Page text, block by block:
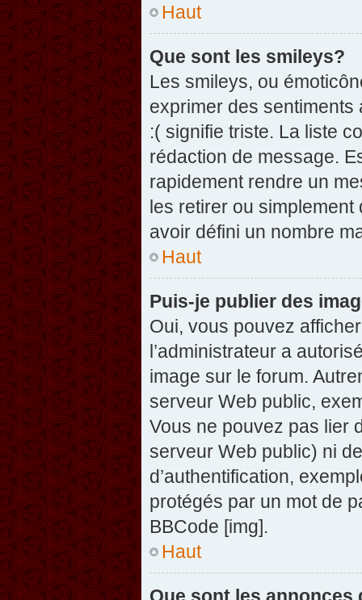
Haut
Que sont les smileys?
Les smileys, ou
exprimer des
:( signifie triste. La liste
rédaction de message.
rapidement rendre un
les retirer ou simplement
avoir défini un nombre
Haut
Puis-je publier des
Oui, vous pouvez
l’administrateur a
image sur le forum.
serveur Web public,
Vous ne pouvez pas lier
serveur Web public) ni
d’authentification,
protégés par un mot de
BBCode [img].
Haut
Que sont les annonces